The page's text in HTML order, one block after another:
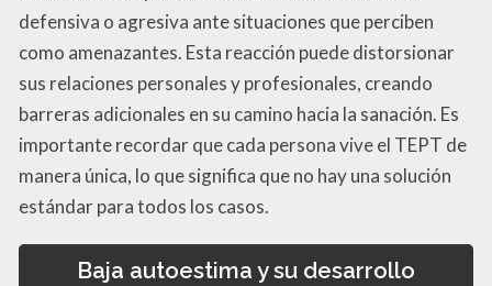
defensiva o agresiva ante situaciones que perciben
como amenazantes. Esta reacción puede distorsionar
sus relaciones personales y profesionales, creando
barreras adicionales en su camino hacia la sanación. Es
importante recordar que cada persona vive el TEPT de
manera única, lo que significa que no hay una solución
estándar para todos los casos.
Baja autoestima y su desarrollo